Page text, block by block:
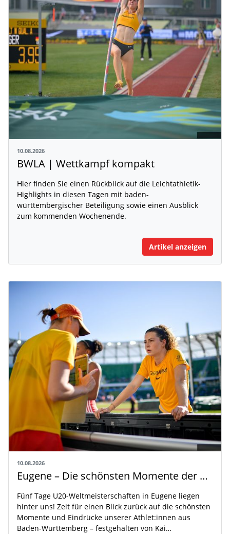
10.08.2026
BWLA | Wettkampf kompakt
Hier finden Sie einen Rückblick auf die Leichtathletik-
Highlights in diesen Tagen mit baden-
württembergischer Beteiligung sowie einen Ausblick
zum kommenden Wochenende.
Artikel anzeigen
10.08.2026
Eugene – Die schönsten Momente der U20-WM
Fünf Tage U20-Weltmeisterschaften in Eugene liegen
hinter uns! Zeit für einen Blick zurück auf die schönsten
Momente und Eindrücke unserer Athlet:innen aus
Baden-Württemberg – festgehalten von Kai…